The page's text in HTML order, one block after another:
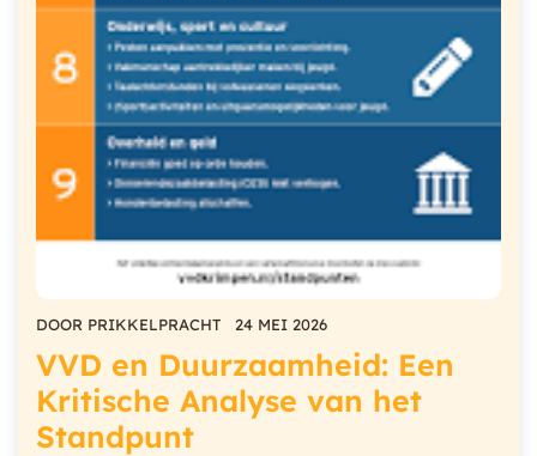
DOOR PRIKKELPRACHT 24 MEI 2026
VVD en Duurzaamheid: Een
Kritische Analyse van het
Standpunt